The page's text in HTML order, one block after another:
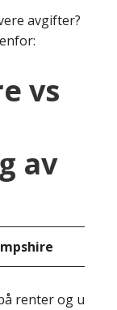
avgifter?
vs
av
renter og